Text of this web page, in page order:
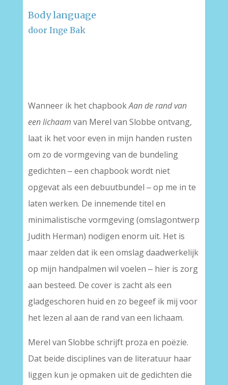
Body language
door Inge Bak
Wanneer ik het chapbookAan de rand van
een lichaam van Merel van Slobbe ontvang,
laat ik het voor even in mijn handen rusten
om zo de vormgeving van de bundeling
gedichten ‒ een chapbook wordt niet
opgevat als een debuutbundel ‒ op me in te
laten werken. De innemende titel en
minimalistische vormgeving (omslagontwerp
Judith Herman) nodigen enorm uit. Het is
maar zelden dat ik een omslag daadwerkelijk
op mijn handpalmen wil voelen ‒ hier is zorg
aan besteed. De cover is zacht als een
gladgeschoren huid en zo begeef ik mij voor
het lezen al aan de rand van een lichaam.
Merel van Slobbe schrijft proza en poëzie.
Dat beide disciplines van de literatuur haar
liggen kun je opmaken uit de gedichten die